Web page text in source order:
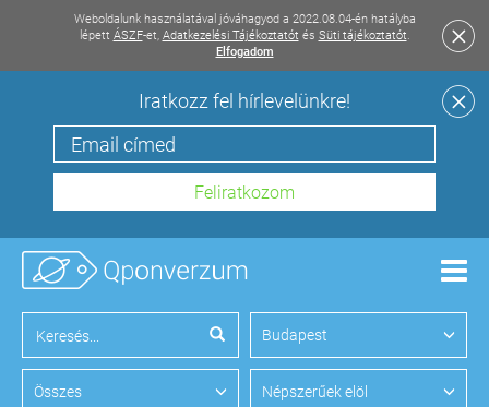
Weboldalunk használatával jóváhagyod a 2022.08.04-én hatályba
lépett ÁSZF-et, Adatkezelési Tájékoztatót és Süti tájékoztatót.
Elfogadom
Iratkozz fel hírlevelünkre!
Budapest
Összes Népszerűek elöl